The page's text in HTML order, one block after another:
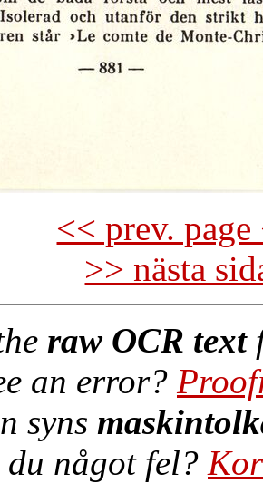
<< prev.
>> nästa
raw OCR text
an error?
syns
du något fel?